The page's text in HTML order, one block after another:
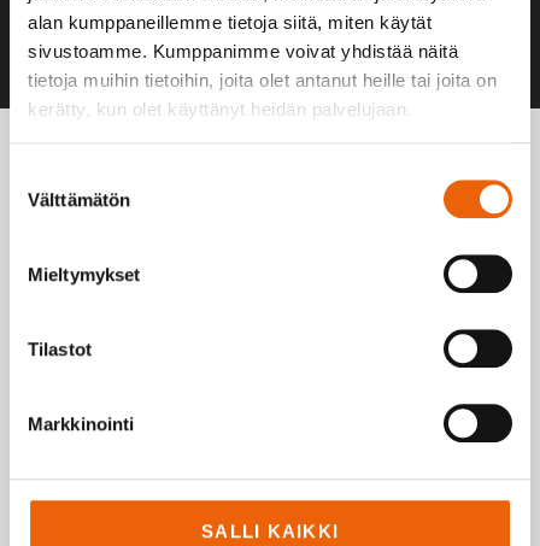
alan kumppaneillemme tietoja siitä, miten käytät
sivustoamme. Kumppanimme voivat yhdistää näitä
tietoja muihin tietoihin, joita olet antanut heille tai joita on
kerätty, kun olet käyttänyt heidän palvelujaan.
valinta
Välttämätön
Mieltymykset
Tilastot
Markkinointi
SALLI KAIKKI